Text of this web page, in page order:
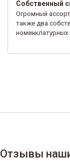
Собственный
Огромный
также два
номенклатурных
Отзывы